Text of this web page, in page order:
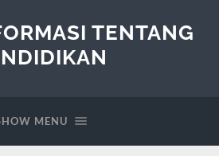
TENTANG
MENU